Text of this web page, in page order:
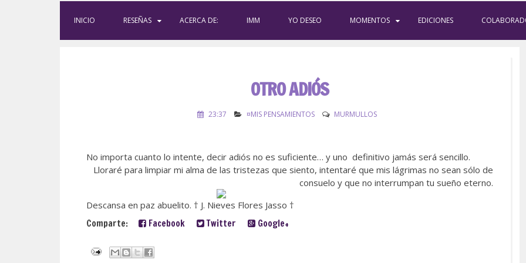
INICIO RESEÑAS ACERCA DE: IMM YO DESEO MOMENTOS EDICIONES
OTRO ADIÓS
23:37 ¤MIS PENSAMIENTOS MURMULLOS
No importa cuanto lo intente, decir adiós no es suficiente… y uno definitivo jamás será sencillo.
Lloraré para limpiar mi alma de las tristezas que siento, intentaré que mis lágrimas no sean sólo de
consuelo y que no interrumpan tu sueño eterno.
Descansa en paz abuelito. † J. Nieves Flores Jasso †
Comparte: Facebook Twitter Google+